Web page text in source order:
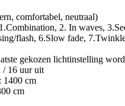
comfortabel, neutraal)
2. In waves,
flash, 6.Slow fade,
gekozen lichtinstelling
/ 16 uur uit
1400 cm
cm